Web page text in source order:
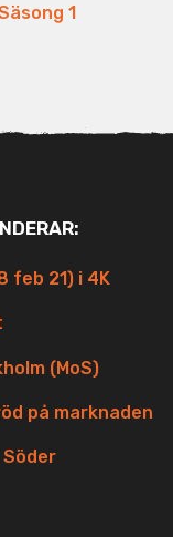
1
feb 21) i 4K
(MoS)
på marknaden